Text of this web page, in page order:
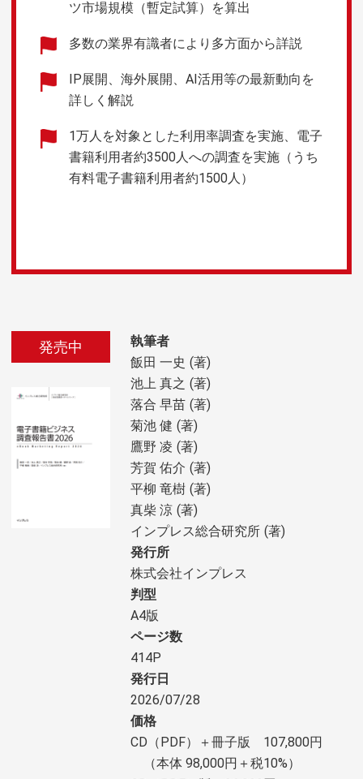
ツ市場規模（暫定試算）を算出
多数の業界有識者により多方面から詳説
IP展開、海外展開、AI活用等の最新動向を
詳しく解説
1万人を対象とした利用率調査を実施、電子
書籍利用者約3500人への調査を実施（うち
有料電子書籍利用者約1500人）
発売中
執筆者
飯田 一史
著
池上 真之
著
落合 早苗 著
菊池 健 著
鷹野 凌 著
芳賀 佑介 著
平柳 竜樹 著
真柴 涼 著
インプレス総合研究所 著
発行所
株式会社インプレス
判型
A4版
ページ数
414P
発行日
2026/07/28
価格
CD（PDF）＋冊子版 107,800円
（本体 98,000円＋税10%）